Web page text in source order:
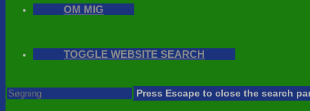
OM MIG
TOGGLE WEBSITE SEARCH
Press Escape to close the search